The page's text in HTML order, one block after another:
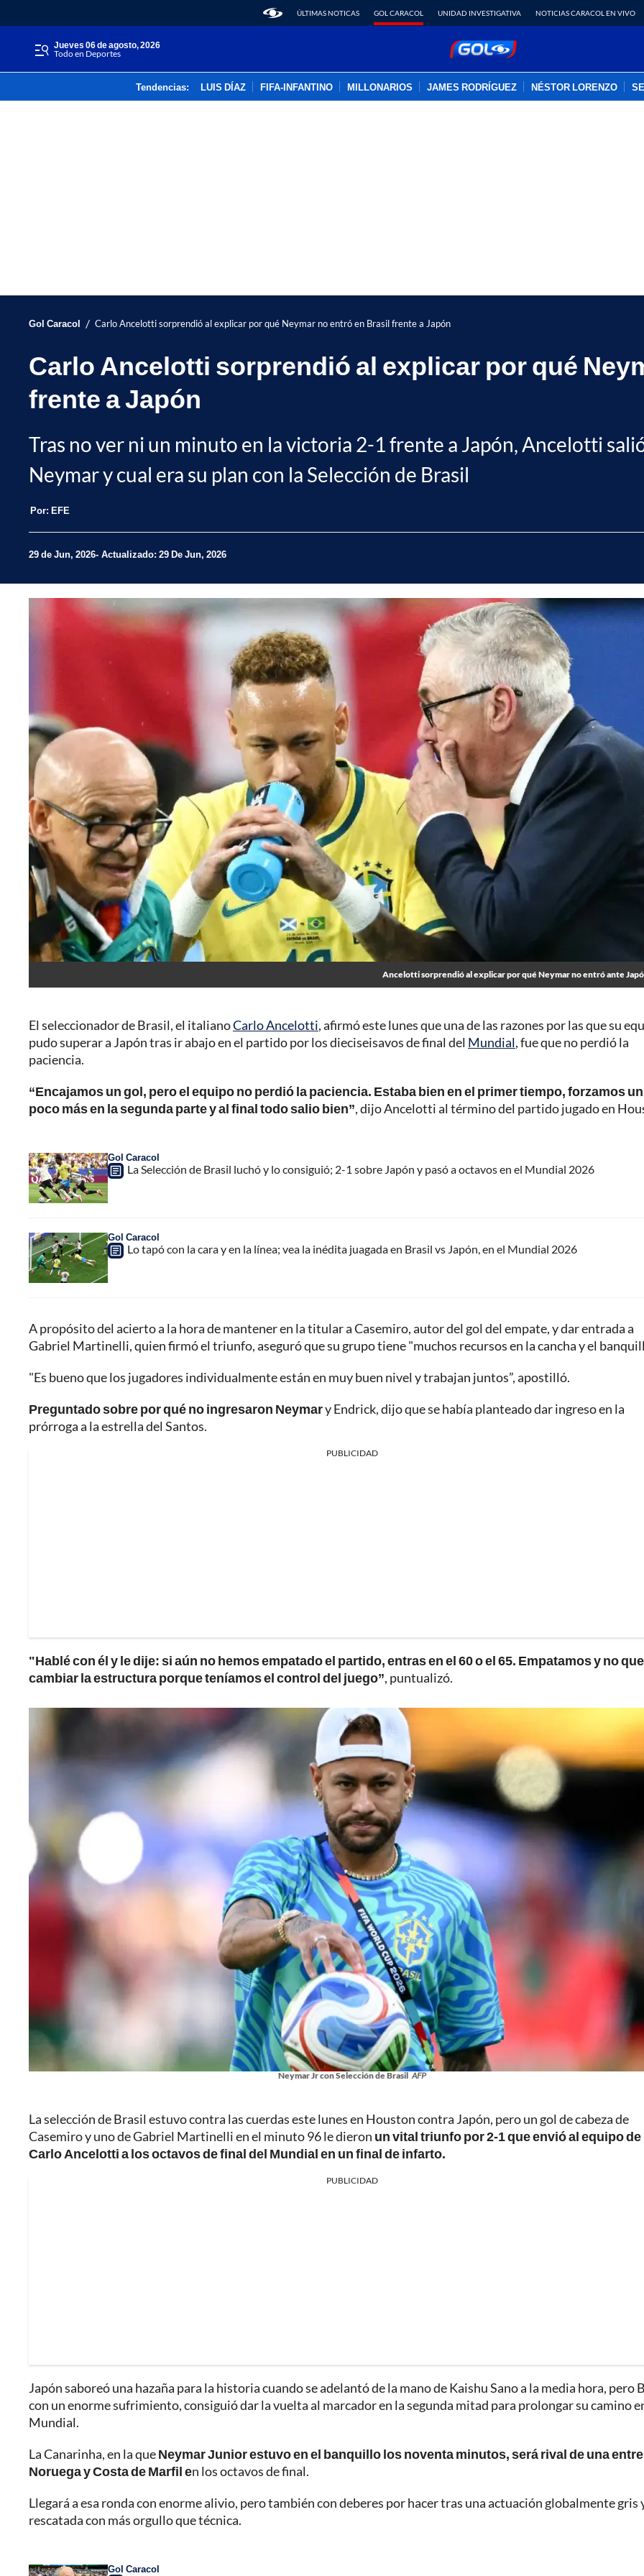
ÚLTIMAS NOTICAS GOL CARACOL UNIDAD INVESTIGATIVA NOTICIAS CARACOL EN VIVO
jueves 06 de agosto, 2026
Todo en Deportes
Tendencias: LUIS DÍAZ FIFA-INFANTINO MILLONARIOS JAMES RODRÍGUEZ NÉSTOR LORENZO
Gol Caracol / Carlo Ancelotti sorprendió al explicar por qué Neymar no entró en Brasil frente a Japón
Carlo Ancelotti sorprendió al explicar por qué
frente a Japón
Tras no ver ni un minuto en la victoria 2-1 frente a Japón, Ancelotti
Neymar y cual era su plan con la Selección de Brasil
Por: EFE
29 de Jun, 2026 Actualizado: 29 De Jun, 2026
Ancelotti sorprendió al explicar por qué Neymar no entró ante
El seleccionador de Brasil, el italianoCarlo Ancelotti, afirmó este lunes que una de las razones por las que su
pudo superar a Japón tras ir abajo en el partido por los dieciseisavos de final del Mundial, fue que no perdió la
paciencia.
“Encajamos un gol, pero el equipo no perdió la paciencia. Estaba bien en el primer tiempo, forzamos un
poco más en la segunda parte y al final todo salio bien”, dijo Ancelotti al término del partido jugado en
Gol Caracol
La Selección de Brasil luchó y lo consiguió; 2-1 sobre Japón y pasó a octavos en el Mundial 2026
Gol Caracol
Lo tapó con la cara y en la línea; vea la inédita juagada en Brasil vs Japón, en el Mundial 2026
A propósito del acierto a la hora de mantener en la titular a Casemiro, autor del gol del empate, y dar entrada a
Gabriel Martinelli, quien firmó el triunfo, aseguró que su grupo tiene "muchos recursos en la cancha y el
"Es bueno que los jugadores individualmente están en muy buen nivel y trabajan juntos”, apostilló.
Preguntado sobre por qué no ingresaron Neymary Endrick, dijo que se había planteado dar ingreso en la
prórroga a la estrella del Santos.
PUBLICIDAD
"Hablé con él y le dije: si aún no hemos empatado el partido, entras en el 60 o el 65. Empatamos y no
cambiar la estructura porque teníamos el control del juego”, puntualizó.
Neymar Jr con Selección de Brasil AFP
La selección de Brasil estuvo contra las cuerdas este lunes en Houston contra Japón, pero un gol de cabeza de
Casemiro y uno de Gabriel Martinelli en el minuto 96 le dieron un vital triunfo por 2-1 que envió al equipo de
Carlo Ancelotti a los octavos de final del Mundial en un final de infarto.
PUBLICIDAD
Japón saboreó una hazaña para la historia cuando se adelantó de la mano de Kaishu Sano a la media hora, pero
con un enorme sufrimiento, consiguió dar la vuelta al marcador en la segunda mitad para prolongar su camino
Mundial.
La Canarinha, en la queNeymar Junior estuvo en el banquillo los noventa minutos, será rival de una entre
Noruega y Costa de Marfil en los octavos de final.
Llegará a esa ronda con enorme alivio, pero también con deberes por hacer tras una actuación globalmente gris
rescatada con más orgullo que técnica.
Gol Caracol